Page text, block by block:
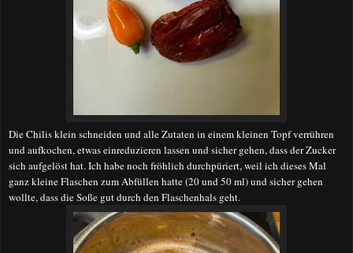
Die Chilis klein schneiden und alle Zutaten in einem kleinen Topf verrühren
und aufkochen, etwas einreduzieren lassen und sicher gehen, dass der Zucker
sich aufgelöst hat. Ich habe noch fröhlich durchpüriert, weil ich dieses Mal
ganz kleine Flaschen zum Abfüllen hatte (20 und 50 ml) und sicher gehen
wollte, dass die Soße gut durch den Flaschenhals geht.